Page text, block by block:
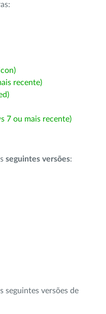
recente)
7 ou mais recente)
seguintes versões:
seguintes versões de